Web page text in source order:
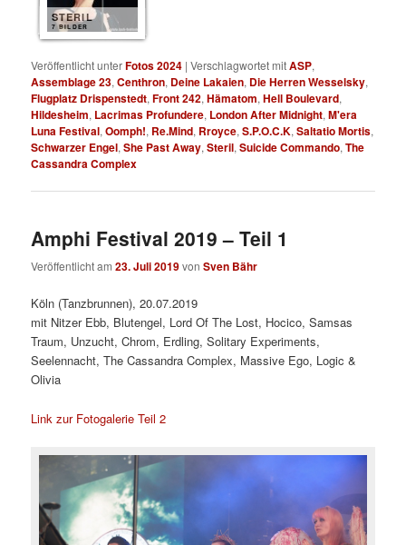
STERIL
7 BILDER
Veröffentlicht unterFotos 2024 |Verschlagwortet mitASP,
Assemblage 23,Centhron, Deine Lakaien, Die Herren Wesselsky,
Flugplatz Drispenstedt,Front 242,Hämatom,Hell Boulevard,
Hildesheim, Lacrimas Profundere, London After Midnight,M'era
Luna Festival,Oomph!, Re.Mind, Rroyce,S.P.O.C.K,Saltatio Mortis,
Schwarzer Engel,She Past Away,Steril,Suicide Commando,The
Cassandra Complex
Amphi Festival 2019 – Teil 1
Veröffentlicht am23. Juli 2019vonSven Bähr
Köln (Tanzbrunnen), 20.07.2019
mit Nitzer Ebb, Blutengel, Lord Of The Lost, Hocico, Samsas
Traum, Unzucht, Chrom, Erdling, Solitary Experiments,
Seelennacht, The Cassandra Complex, Massive Ego, Logic &
Olivia
Link zur Fotogalerie Teil 2